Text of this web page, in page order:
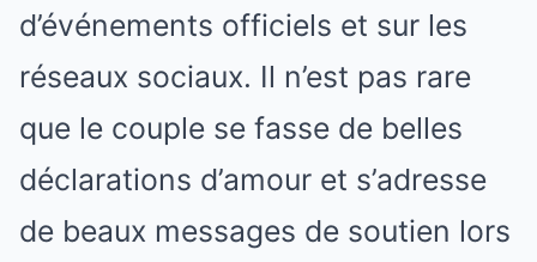
d’événements officiels et sur les
réseaux sociaux. Il n’est pas rare
que le couple se fasse de belles
déclarations d’amour et s’adresse
de beaux messages de soutien lors